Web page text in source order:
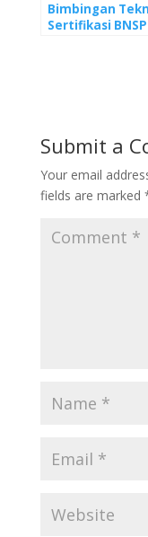
Bimbingan
Sertifikasi BNSP
Submit a
Your email
fields are marked